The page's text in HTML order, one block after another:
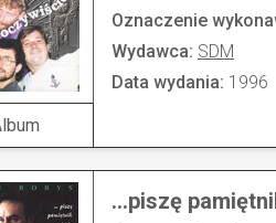
Oznaczenie
Wydawca: SDM
Data wydania: 1996
...piszę